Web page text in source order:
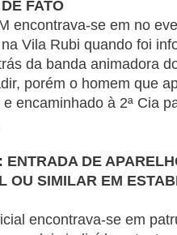
FATO
encontrava-se em no
Vila Rubi quando foi
da banda animadora
porém o homem que
encaminhado à 2ª Cia
ENTRADA DE
OU SIMILAR EM
encontrava-se em